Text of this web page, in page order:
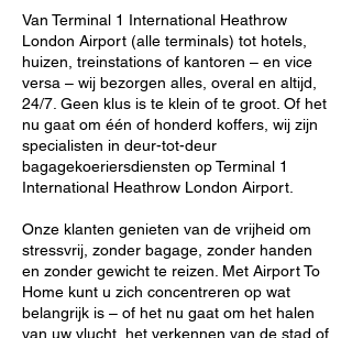
Van Terminal 1 International Heathrow
London Airport (alle terminals) tot hotels,
huizen, treinstations of kantoren – en vice
versa – wij bezorgen alles, overal en altijd,
24/7. Geen klus is te klein of te groot. Of het
nu gaat om één of honderd koffers, wij zijn
specialisten in deur-tot-deur
bagagekoeriersdiensten op Terminal 1
International Heathrow London Airport.
Onze klanten genieten van de vrijheid om
stressvrij, zonder bagage, zonder handen
en zonder gewicht te reizen. Met Airport To
Home kunt u zich concentreren op wat
belangrijk is – of het nu gaat om het halen
van uw vlucht, het verkennen van de stad of